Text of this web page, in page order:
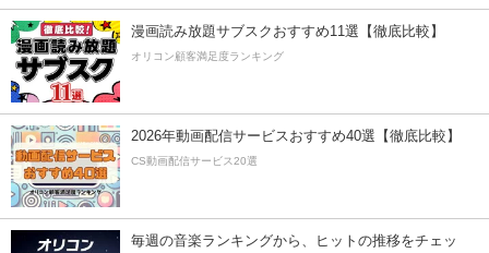
漫画読み放題サブスクおすすめ11選【徹底比較】
オリコン顧客満足度ランキング
2026年動画配信サービスおすすめ40選【徹底比較】
CS動画配信サービス20選
毎週の音楽ランキングから、ヒットの推移をチェッ